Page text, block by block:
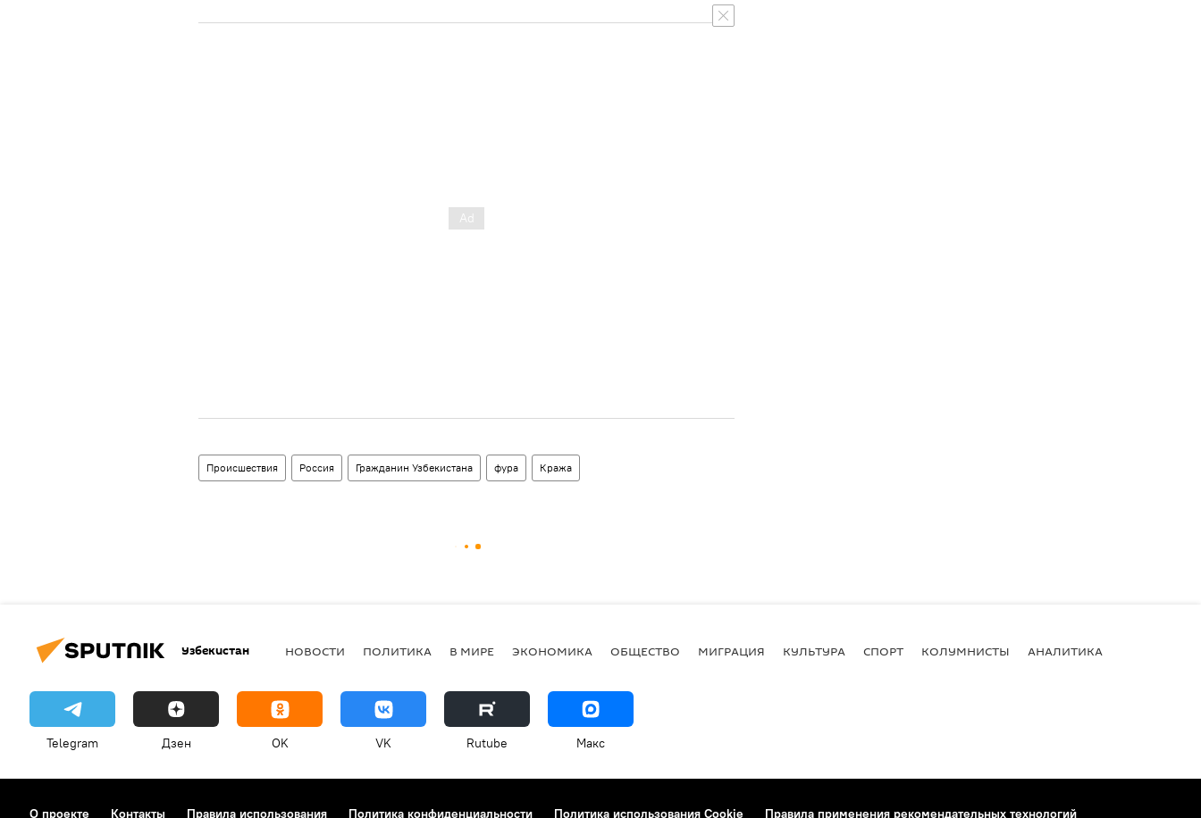
Происшествия Россия Гражданин Узбекистана фура Кража
Узбекистан НОВОСТИ ПОЛИТИКА В МИРЕ ЭКОНОМИКА ОБЩЕСТВО МИГРАЦИЯ КУЛЬТУРА СПОРТ КОЛУМНИСТЫ АНАЛИТИКА
Telegram Дзен OK VK Rutube Макс
О проекте Контакты Правила использования Политика конфиденциальности Политика использования Cookie Правила применения рекомендательных технологий